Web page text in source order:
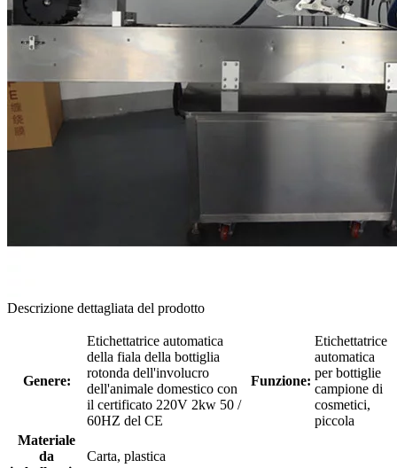
Descrizione dettagliata del prodotto
Genere:
Etichettatrice automatica
della fiala della bottiglia
rotonda dell'involucro
dell'animale domestico con
il certificato 220V 2kw 50 /
60HZ del CE
Funzione:
Etichettatrice
automatica
per bottiglie
campione di
cosmetici,
piccola
Materiale
da
Carta, plastica